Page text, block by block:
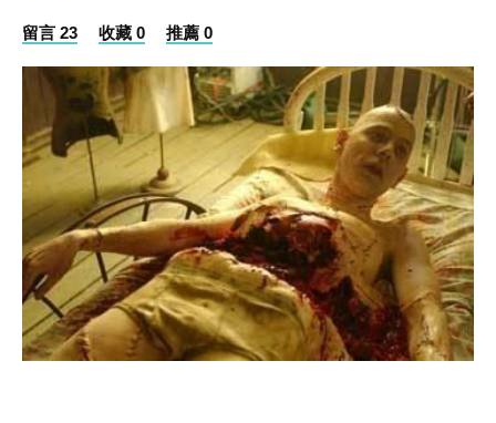
留言 23 收藏 0 推薦 0